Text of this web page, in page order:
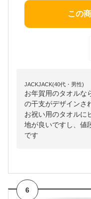
この
JACKJACK(40代・男性)
お年賀用のタオルな
の干支がデザインさ
お祝い用のタオルに
地が良いですし、値
です
6